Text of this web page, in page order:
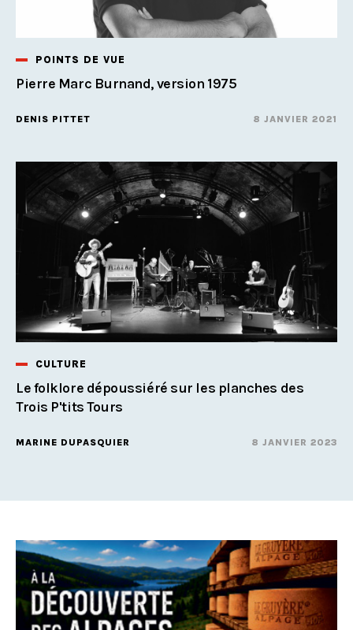
POINTS DE VUE
Pierre Marc Burnand, version 1975
DENIS PITTET 8 JANVIER 2021
CULTURE
Le folklore dépoussiéré sur les planches des
Trois P'tits Tours
MARINE DUPASQUIER 8 JANVIER 2023